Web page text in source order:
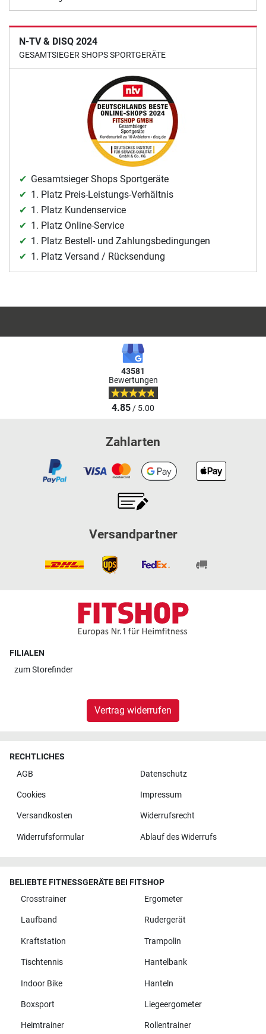
N-TV & DISQ 2024
GESAMTSIEGER SHOPS SPORTGERÄTE
Gesamtsieger Shops Sportgeräte
1. Platz Preis-Leistungs-Verhältnis
1. Platz Kundenservice
1. Platz Online-Service
1. Platz Bestell- und Zahlungsbedingungen
1. Platz Versand / Rücksendung
43581
Bewertungen
4.85/ 5.00
Zahlarten
Versandpartner
FILIALEN
zumStorefinder
Vertrag widerrufen
RECHTLICHES
AGB
Datenschutz
Cookies Impressum
Versandkosten Widerrufsrecht
Widerrufsformular Ablauf des Widerrufs
BELIEBTE FITNESSGERÄTE BEI FITSHOP
Crosstrainer
Ergometer
Laufband Rudergerät
Kraftstation Trampolin
Tischtennis Hantelbank
Indoor Bike Hanteln
Boxsport Liegeergometer
Heimtrainer Rollentrainer